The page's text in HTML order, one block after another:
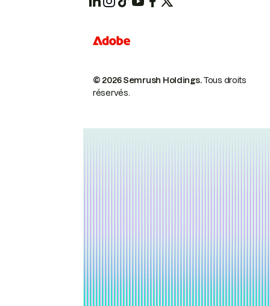
© 2026 Semrush Holdings.Tous droits
réservés.